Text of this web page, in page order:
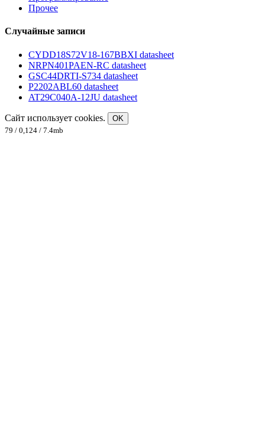
Прочее
Случайные записи
CYDD18S72V18-167BBXI datasheet
NRPN401PAEN-RC datasheet
GSC44DRTI-S734 datasheet
P2202ABL60 datasheet
AT29C040A-12JU datasheet
Сайт использует cookies.
OK
79 / 0,124 / 7.4mb